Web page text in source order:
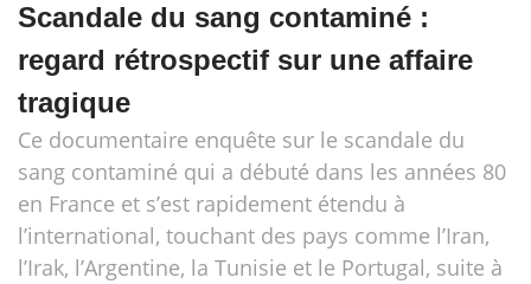
Scandale du sang contaminé :
regard rétrospectif sur une affaire
tragique
Ce documentaire enquête sur le scandale du
sang contaminé qui a débuté dans les années 80
en France et s’est rapidement étendu à
l’international, touchant des pays comme l’Iran,
l’Irak, l’Argentine, la Tunisie et le Portugal, suite à